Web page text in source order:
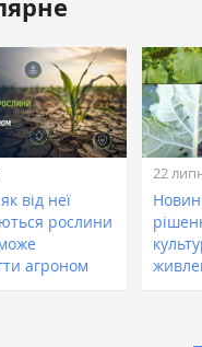
від неї
рослини
агроном
22